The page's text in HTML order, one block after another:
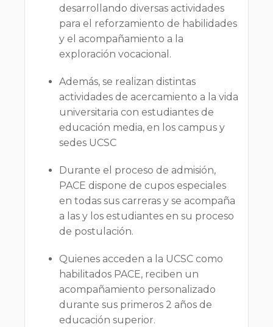
desarrollando diversas actividades
para el reforzamiento de habilidades
y el acompañamiento a la
exploración vocacional.
Además, se realizan distintas
actividades de acercamiento a la vida
universitaria con estudiantes de
educación media, en los campus y
sedes UCSC
Durante el proceso de admisión,
PACE dispone de cupos especiales
en todas sus carreras y se acompaña
a las y los estudiantes en su proceso
de postulación.
Quienes acceden a la UCSC como
habilitados PACE, reciben un
acompañamiento personalizado
durante sus primeros 2 años de
educación superior.